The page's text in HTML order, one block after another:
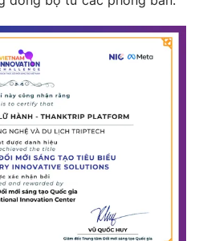
Shorts video
VTV Thể thao
Bất động sản
Tấm lòng Việt
Vươn mình bằng AI